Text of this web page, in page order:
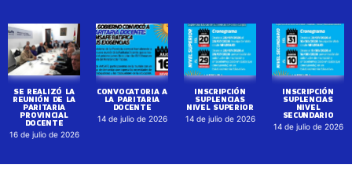
SE REALIZÓ LA
REUNIÓN DE LA
PARITARIA
PROVINCIAL
DOCENTE
16 de julio de 2026
CONVOCATORIA A
LA PARITARIA
DOCENTE
14 de julio de 2026
INSCRIPCIÓN
SUPLENCIAS
NIVEL SUPERIOR
14 de julio de 2026
INSCRIPCIÓN
SUPLENCIAS
NIVEL
SECUNDARIO
14 de julio de 2026